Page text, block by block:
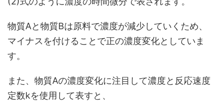
物質Aと物質Bは原料で濃度が減少していくため、
マイナスを付けることで正の濃度変化としていま
す。
また、物質Aの濃度変化に注目して濃度と反応速度
定数kを使用して表すと、